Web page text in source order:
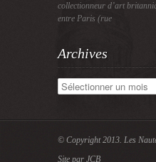
collectionneur d’art
entre Paris (rue
Archives
Archives
© Copyright 2013. Les
Site par JCB